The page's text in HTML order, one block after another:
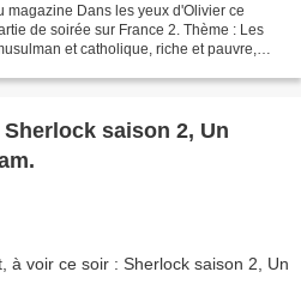
magazine Dans les yeux d'Olivier ce
de soirée sur France 2. Thème : Les
et catholique, riche et pauvre,
saison 2, Un